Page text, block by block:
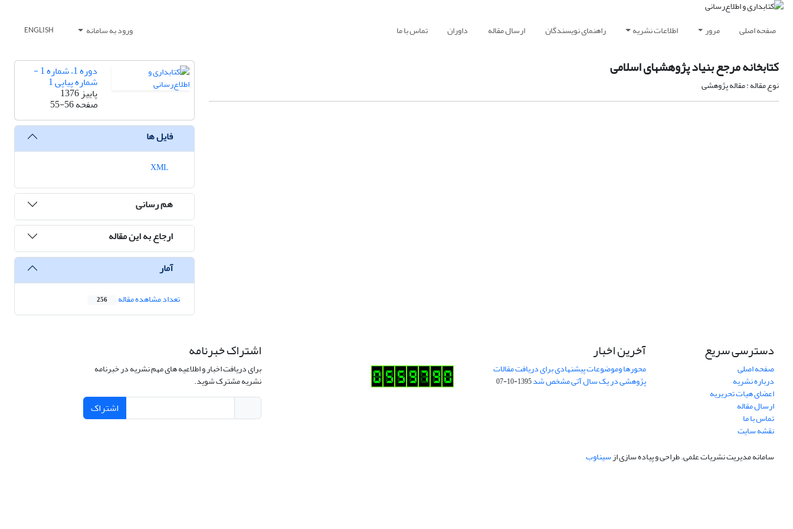
صفحه اصلی مرور اطلاعات نشریه راهنمای نویسندگان ارسال مقاله داوران تماس با ما ورود به سامانه ENGLISH
کتابخانه مرجع بنیاد پژوهشهای اسلامی
نوع مقاله : مقاله پژوهشی
دوره 1، شماره 1 -
شماره پیاپی 1
پاییز 1376
صفحه55-56
فایل ها
هم رسانی
ارجاع به این مقاله
آمار
تعداد مشاهده مقاله 256
دسترسی سریع
صفحه اصلی
درباره نشریه
اعضای هیات تحریریه
ارسال مقاله
تماس با ما
نقشه سایت
آخرین اخبار
محورها وموضوعات پیشنهادی برای دریافت مقالات
پژوهشی در یک سال آتی مشخص شد1395-10-07
اشتراک خبرنامه
برای دریافت اخبار و اطلاعیه های مهم نشریه در خبرنامه
نشریه مشترک شوید.
اشتراک
سامانه مدیریت نشریات علمی.طراحی و پیاده سازی ازسیناوب